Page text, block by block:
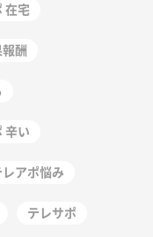
在宅
酬
辛い
レアポ悩み
テレサポ